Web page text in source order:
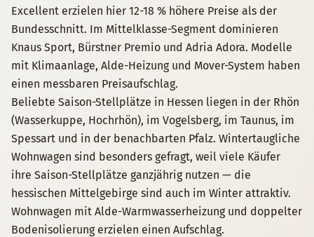
Excellent erzielen hier 12-18 % höhere Preise als der
Bundesschnitt. Im Mittelklasse-Segment dominieren
Knaus Sport, Bürstner Premio und Adria Adora. Modelle
mit Klimaanlage, Alde-Heizung und Mover-System haben
einen messbaren Preisaufschlag.
Beliebte Saison-Stellplätze in Hessen liegen in der Rhön
(Wasserkuppe, Hochrhön), im Vogelsberg, im Taunus, im
Spessart und in der benachbarten Pfalz. Wintertaugliche
Wohnwagen sind besonders gefragt, weil viele Käufer
ihre Saison-Stellplätze ganzjährig nutzen — die
hessischen Mittelgebirge sind auch im Winter attraktiv.
Wohnwagen mit Alde-Warmwasserheizung und doppelter
Bodenisolierung erzielen einen Aufschlag.